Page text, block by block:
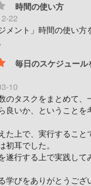
時間の使い方
22
メント」時間の使い
毎日のスケジュー
10
のタスクをまとめて、
良いか、ということを
た上で、実行すること
初耳でした。
遂行する上で実践して
学びをありがとうござ